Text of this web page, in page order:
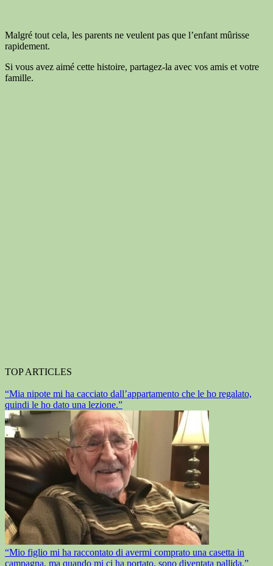
Malgré tout cela, les parents ne veulent pas que l’enfant mûrisse
rapidement.
Si vous avez aimé cette histoire, partagez-la avec vos amis et votre
famille.
TOP ARTICLES
“Mia nipote mi ha cacciato dall’appartamento che le ho regalato,
quindi le ho dato una lezione.”
“Mio figlio mi ha raccontato di avermi comprato una casetta in
campagna, ma quando mi ci ha portato, sono diventata pallida.”